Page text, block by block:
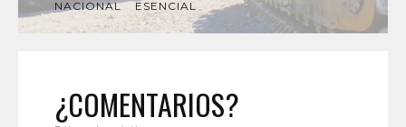
NACIONAL ESENCIAL
¿COMENTARIOS?